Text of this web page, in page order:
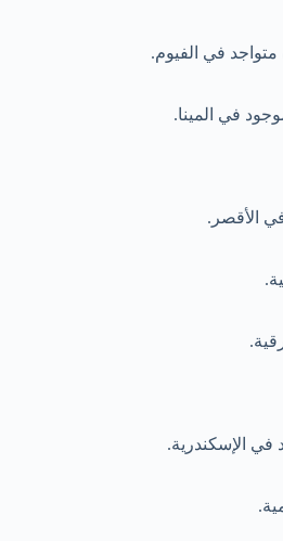
في الفيوم.
في المينا.
الأقصر.
في الإسكندرية.